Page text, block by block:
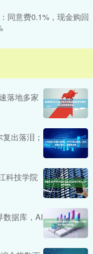
同意费0.1%，现金购回
落地多家
出落泪；
科技学院
数据库，AI